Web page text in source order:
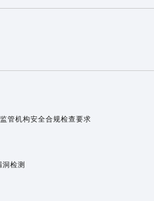
管机构安全合规检查要求
检测